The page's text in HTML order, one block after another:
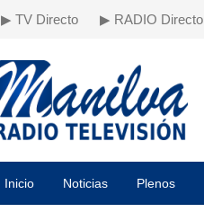
▶ TV Directo ▶ RADIO Directo
Inicio Noticias Plenos